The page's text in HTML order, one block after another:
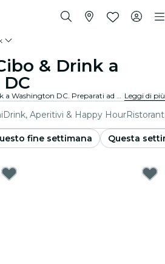
& Drink a
I migliori eventi con cibo e drink a Washington DC. Preparati ad esperienze gourmet irresistibili che soddisfano tutti i gusti. Leggi di più
Drink, Aperitivi & Happy Hour
fine settimana
Questa